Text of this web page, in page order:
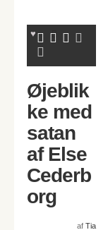
Øjeblik
ke med
satan
af Else
Cederb
org
af Tia